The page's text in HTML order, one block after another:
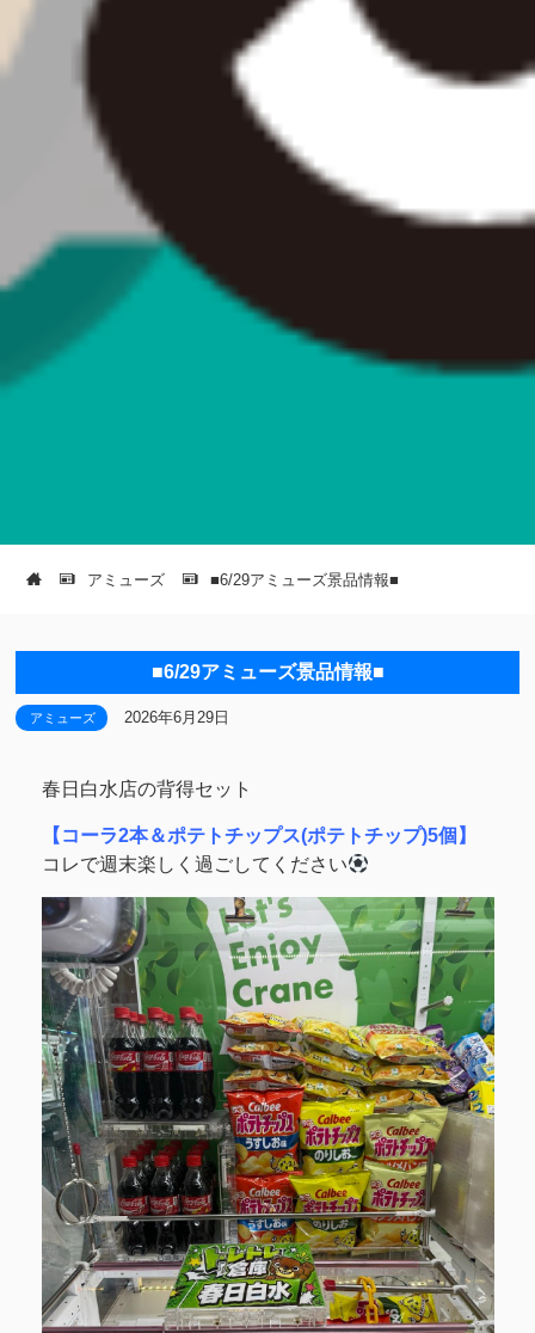
アミューズ ■6/29アミューズ景品情報■
■6/29アミューズ景品情報■
アミューズ 2026年6月29日
春日白水店の背得セット
【コーラ2本＆ポテトチップス(ポテトチップ)5個】
コレで週末楽しく過ごしてください